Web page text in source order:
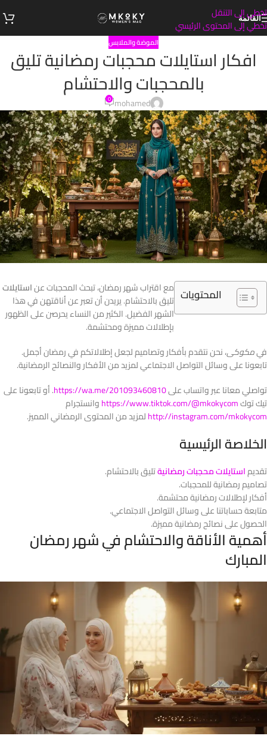
تخطي إلى التنقل
تخطي إلى المحتوى الرئيسي
القائمة
الموضة والملابس
افكار استايلات محجبات رمضانية تليق
بالمحجبات والاحتشام
mohamed
0
المحتويات مع اقتراب شهر رمضان، تبحث المحجبات عناستايلات
تليق بالاحتشام. يريدن أن تعبر عن أناقتهن في هذا
الشهر الفضيل. الكثير من النساء يحرصن على الظهور
بإطلالات مميزة ومحتشمة.
فيمكوكى، نحن نتقدم بأفكار وتصاميم لجعل إطلالاتكم في رمضان أجمل.
تابعونا على وسائل التواصل الاجتماعي لمزيد من الأفكار والنصائح الرمضانية.
تواصلي معانا عبر واتساب علىhttps://wa.me/201093460810. أو تابعونا على
تيك توكhttps://www.tiktok.com/@mkokycomوانستجرام
http://instagram.com/mkokycomلمزيد من المحتوى الرمضاني المميز.
الخلاصة الرئيسية
تقديماستايلات محجبات رمضانيةتليق بالاحتشام.
تصاميم رمضانية للمحجبات.
أفكار لإطلالات رمضانية محتشمة.
متابعة حساباتنا على وسائل التواصل الاجتماعي.
الحصول على نصائح رمضانية مميزة.
أهمية الأناقة والاحتشام في شهر رمضان
المبارك